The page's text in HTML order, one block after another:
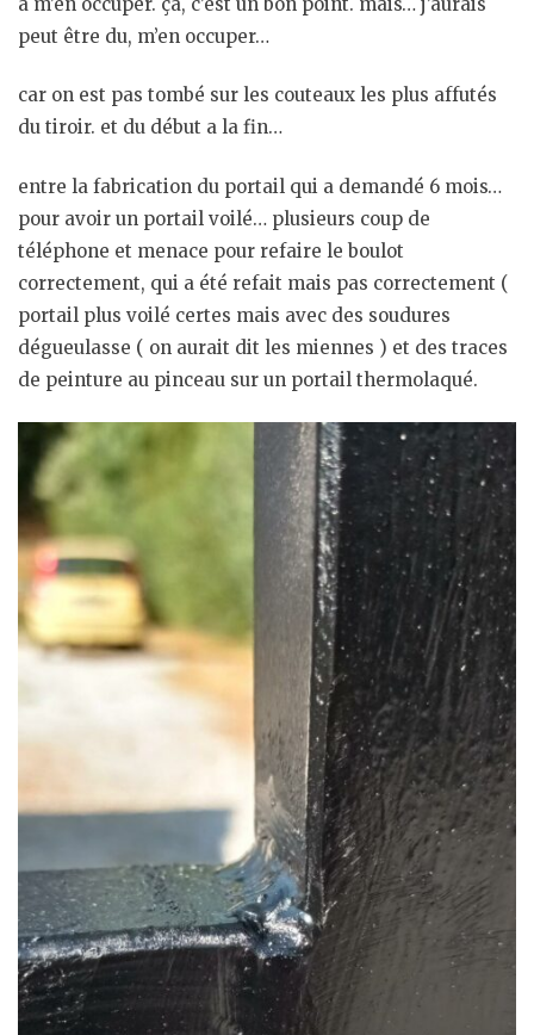
peut être du, m’en occuper…
car on est pas tombé sur les couteaux les plus affutés
du tiroir. et du début a la fin…
entre la fabrication du portail qui a demandé 6 mois…
pour avoir un portail voilé… plusieurs coup de
téléphone et menace pour refaire le boulot
correctement, qui a été refait mais pas correctement (
portail plus voilé certes mais avec des soudures
dégueulasse ( on aurait dit les miennes ) et des traces
de peinture au pinceau sur un portail thermolaqué.